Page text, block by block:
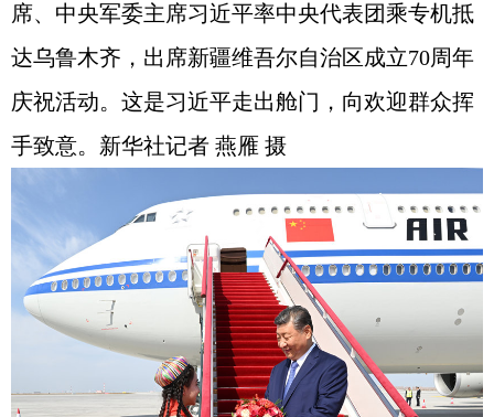
席、中央军委主席习近平率中央代表团乘专机抵
达乌鲁木齐，出席新疆维吾尔自治区成立70周年
庆祝活动。这是习近平走出舱门，向欢迎群众挥
手致意。新华社记者 燕雁 摄